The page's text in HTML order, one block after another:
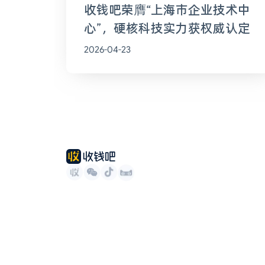
收钱吧荣膺“上海市企业技术中
心”，硬核科技实力获权威认定
2026-04-23